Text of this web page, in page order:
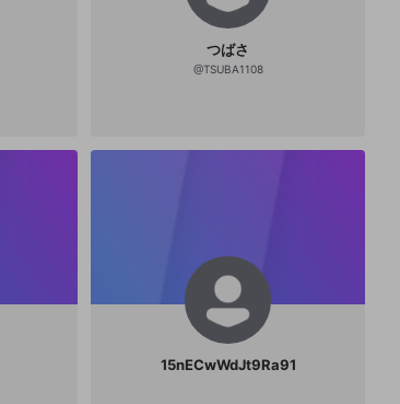
つばさ
@TSUBA1108
15nECwWdJt9Ra91